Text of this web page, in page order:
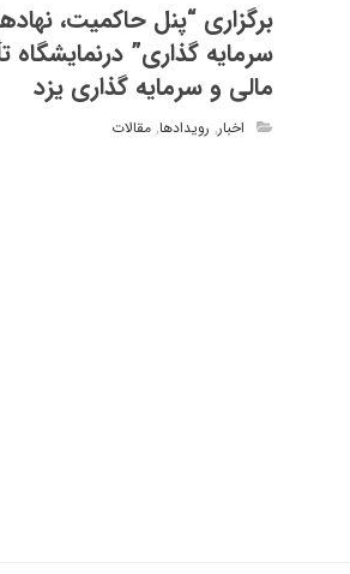
برگزاری “پنل حاکمیت،
سرمایه گذاری” درنمایشگاه
مالی و سرمایه گذاری یزد
اخبار, رویدادها,مقالات